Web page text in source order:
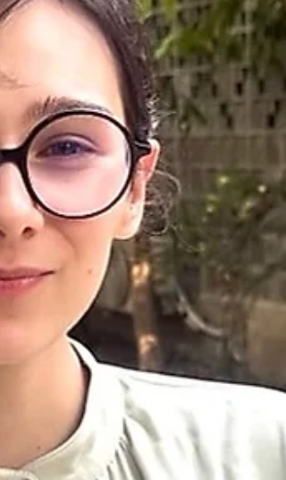
maturation. Portrait d’un homme de
réseau, habitué des défis, qui a appris du
Cambodge l’art de la prudence marié à
l’énergie.